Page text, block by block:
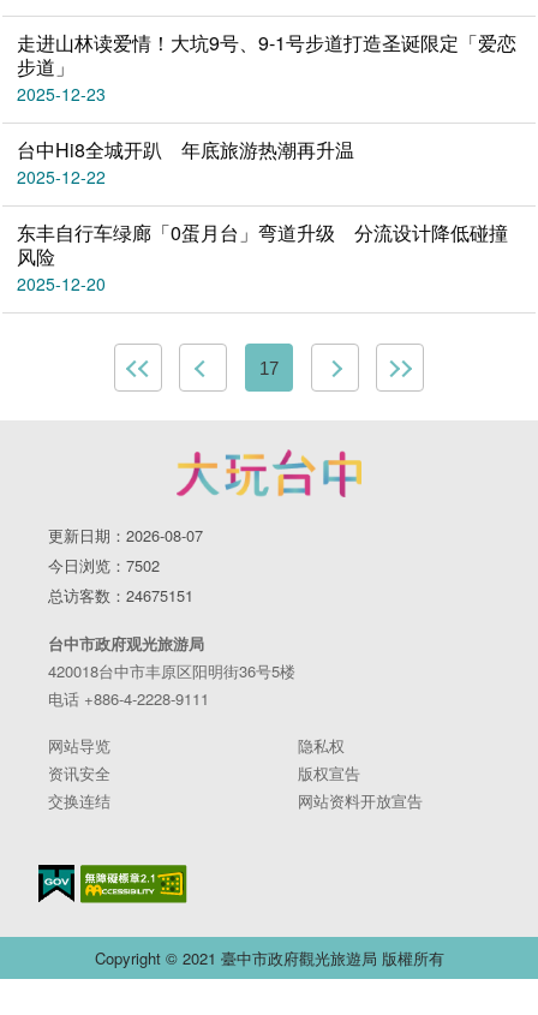
走进山林读爱情！大坑9号、9-1号步道打造圣诞限定「爱恋
步道」
2025-12-23
台中Hi8全城开趴 年底旅游热潮再升温
2025-12-22
东丰自行车绿廊「0蛋月台」弯道升级 分流设计降低碰撞
风险
2025-12-20
17
更新日期：2026-08-07
今日浏览：7502
总访客数：24675151
台中市政府观光旅游局
420018台中市丰原区阳明街36号5楼
电话 +886-4-2228-9111
网站导览
隐私权
资讯安全
版权宣告
交换连结
网站资料开放宣告
Copyright © 2021 臺中市政府觀光旅遊局 版權所有